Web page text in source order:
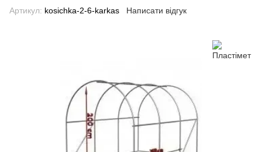
Артикул: kosichka-2-6-karkas Написати відгук